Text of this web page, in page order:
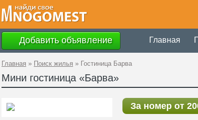
Добавить объявление Главная
Главная » Поиск жилья » Гостиница Барва
Мини гостиница «Барва»
За номер от